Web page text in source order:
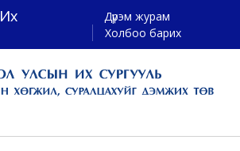
Дүрэм журам
Холбоо барих